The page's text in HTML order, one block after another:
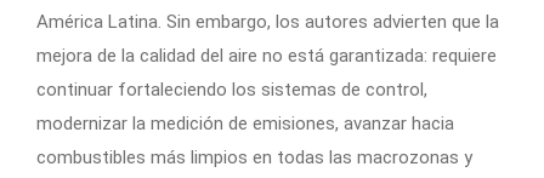
América Latina. Sin embargo, los autores advierten que la
mejora de la calidad del aire no está garantizada: requiere
continuar fortaleciendo los sistemas de control,
modernizar la medición de emisiones, avanzar hacia
combustibles más limpios en todas las macrozonas y